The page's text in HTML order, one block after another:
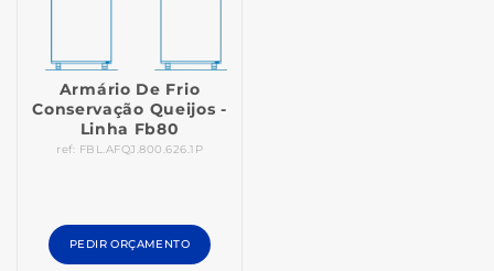
Armário De Frio
Conservação Queijos -
Linha Fb80
ref: FBL.AFQJ.800.626.1P
PEDIR ORÇAMENTO